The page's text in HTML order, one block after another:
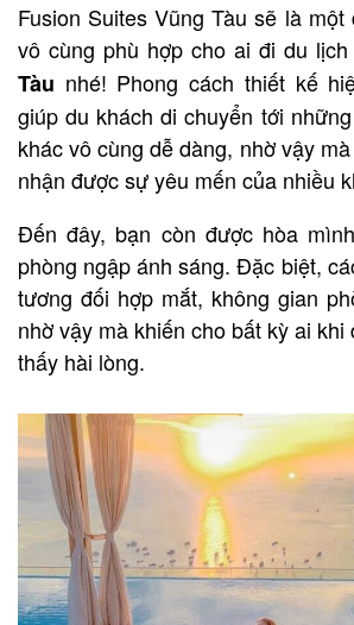
Fusion Suites Vũng Tàu sẽ là
vô cùng phù hợp cho ai đi du lịch
Tàu nhé! Phong cách thiết kế
giúp du khách di chuyển tới
khác vô cùng dễ dàng, nhờ vậy
nhận được sự yêu mến của nhiều
Đến đây, bạn còn được hòa
phòng ngập ánh sáng. Đặc biệt,
tương đối hợp mắt, không gian
nhờ vậy mà khiến cho bất kỳ ai khi
thấy hài lòng.